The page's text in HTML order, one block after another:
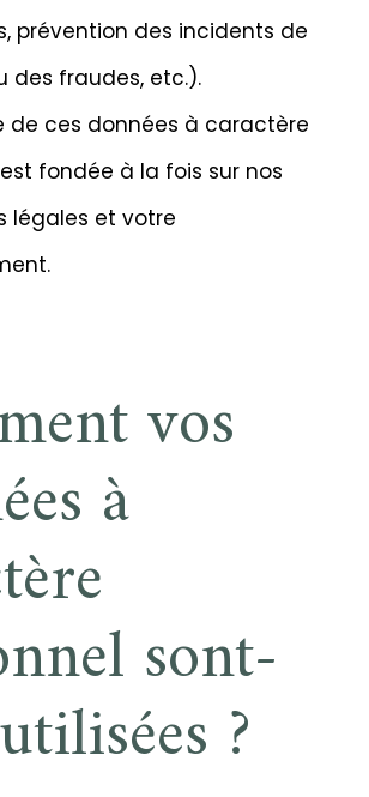
prévention des incidents de
des fraudes, etc.).
de ces données à caractère
fondée à la fois sur nos
légales et votre
vos
à
sont-
?